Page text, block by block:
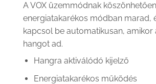
A VOX üzemmódnak
energiatakarékos módban marad,
kapcsol be automatikusan, amikor
hangot ad.
Hangra aktiválódó kijelző
Energiatakarékos működés